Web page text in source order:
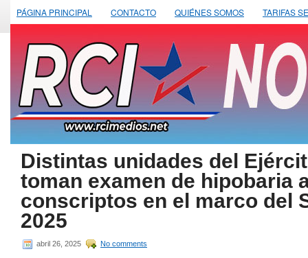
PÁGINA PRINCIPAL CONTACTO QUIÉNES SOMOS TARIFAS
Distintas unidades del
toman examen de hipobaria
conscriptos en el marco del
2025
abril 26, 2025 No comments